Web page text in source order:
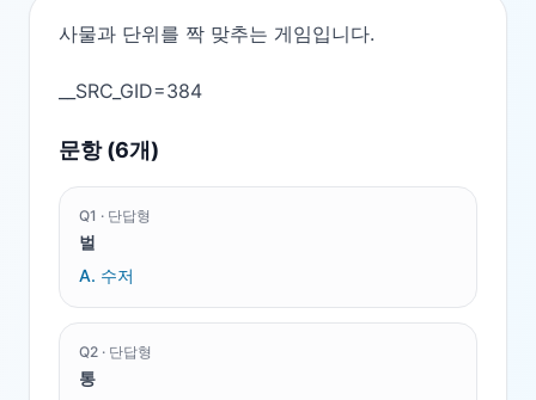
사물과 단위를 짝 맞추는 게임입니다.
문항 (6개)
Q1 · 단답형
벌
A. 수저
Q2 · 단답형
통